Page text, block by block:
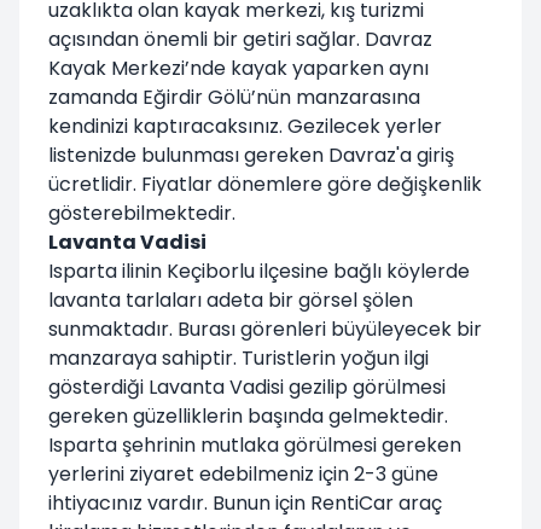
uzaklıkta olan kayak merkezi, kış turizmi
açısından önemli bir getiri sağlar. Davraz
Kayak Merkezi’nde kayak yaparken aynı
zamanda Eğirdir Gölü’nün manzarasına
kendinizi kaptıracaksınız. Gezilecek yerler
listenizde bulunması gereken Davraz'a giriş
ücretlidir. Fiyatlar dönemlere göre değişkenlik
gösterebilmektedir.
Lavanta Vadisi
Isparta ilinin Keçiborlu ilçesine bağlı köylerde
lavanta tarlaları adeta bir görsel şölen
sunmaktadır. Burası görenleri büyüleyecek bir
manzaraya sahiptir. Turistlerin yoğun ilgi
gösterdiği Lavanta Vadisi gezilip görülmesi
gereken güzelliklerin başında gelmektedir.
Isparta şehrinin mutlaka görülmesi gereken
yerlerini ziyaret edebilmeniz için 2-3 güne
ihtiyacınız vardır. Bunun için RentiCar araç